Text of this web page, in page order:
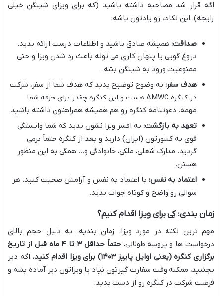
اگه قرار شد مصاحبه داشته باشید (که برای ویزای شینگن خیلی
رایجه)، این نکات رو یادتون باشه:
صداقت: همیشه صادق باشید و اطلاعات درست ارائه بدید.
دروغ گویی یا پنهان کاری می تونه باعث رد شدن ویزا و حتی
ممنوعیت ورود به شینگن بشه.
هدف سفر: به وضوح توضیح بدید که هدف شما از سفر، شرکت
در کنگره AMWC هست و این کنگره چقدر برای حرفه شما
مهمه. دعوتنامه کنگره رو هم همیشه همراهتون داشته باشید.
تعهد به بازگشت: به افسر ویزا نشون بدید که شما وابستگی
قوی به کشورتون (ایران) دارید و بعد از کنگره حتماً برمی
گردید. مدارک شغلی، ملکی، خانوادگی و… همگی به این منظور
هستن.
اعتماد به نفس: با اعتماد به نفس و آرامش صحبت کنید. هر
سوالی رو واضح و کوتاه جواب بدید.
زمان بندی: کِی برای ویزا اقدام کنیم؟
مهم ترین نکته در مورد ویزا، زمان بندیه. به دلیل حجم بالای
درخواست ها و پروسه طولانی،
حتماً حداقل ۳ تا ۴ ماه قبل از تاریخ
برگزاری کنگره (یعنی اوایل پاییز ۱۴۰۳) برای ویزا اقدام کنید.
اگه دیر
بجنبید، ممکنه وقت سفارت گیرتون نیاد یا ویزاتون دیر آماده بشه و
فرصت شرکت در کنگره رو از دست بدید.